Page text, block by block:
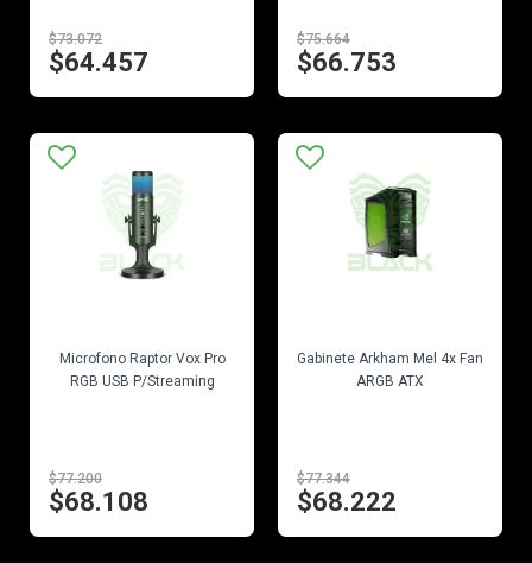
$73.072
$64.457
$75.664
$66.753
Microfono Raptor Vox Pro
RGB USB P/Streaming
$77.200
$68.108
Gabinete Arkham Mel 4x Fan
ARGB ATX
$77.344
$68.222